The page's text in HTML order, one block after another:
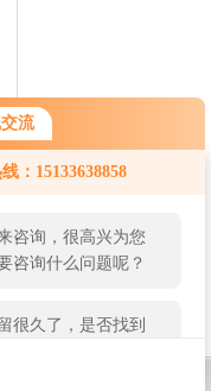
流
：15133638858
咨询，很高兴为您
咨询什么问题呢？
很久了，是否找到
可以直接在线与我